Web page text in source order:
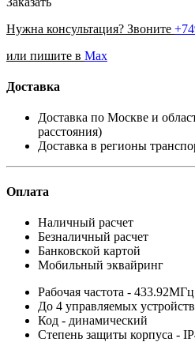
Нужна консультация? Звоните
или пишите в Max
Доставка
Доставка по Москве и
расстояния)
Доставка в регионы
Оплата
Наличный расчет
Безналичный расчет
Банковской картой
Мобильный эквайринг
Рабочая частота - 433.92МГц
До 4 управляемых устройств
Код - динамический
Степень защиты корпуса -